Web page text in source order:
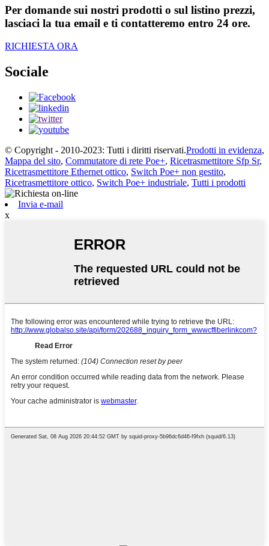
Per domande sui nostri prodotti o sul listino prezzi,
lasciaci la tua email e ti contatteremo entro 24 ore.
RICHIESTA ORA
Sociale
© Copyright - 2010-2023: Tutti i diritti riservati.Prodotti in evidenza,
Mappa del sito, Commutatore di rete Poe+, Ricetrasmettitore Sfp Sr,
Ricetrasmettitore Ethernet ottico, Switch Poe+ non gestito,
Ricetrasmettitore ottico, Switch Poe+ industriale, Tutti i prodotti
Invia e-mail
x